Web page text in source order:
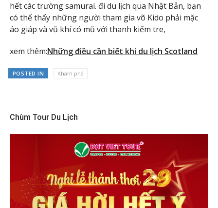
hết các trường samurai. đi du lịch qua Nhật Bản, bạn
có thể thấy những người tham gia võ Kido phải mặc
áo giáp và vũ khí có mũ với thanh kiếm tre,
xem thêm:Những điều cần biết khi du lịch Scotland
POSTED IN Khám phá
Chùm Tour Du Lịch